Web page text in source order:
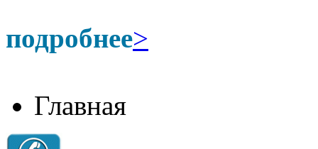
подробнее>
Главная